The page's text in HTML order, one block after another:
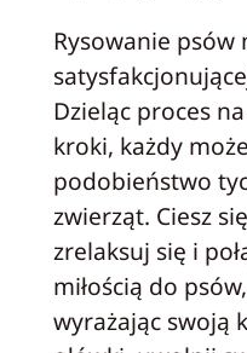
Rysowanie
Dzieląc proces
kroki, każdy
podobieństwo
zwierząt. Ciesz
zrelaksuj się i
miłością do
wyrażając swoją